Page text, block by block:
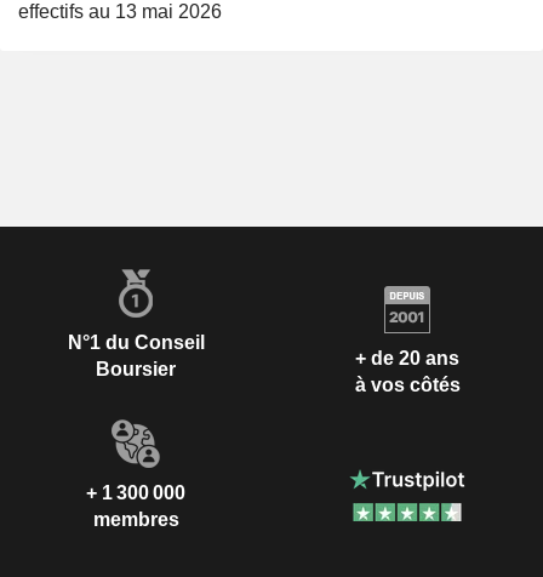
effectifs au 13 mai 2026
N°1 du Conseil
Boursier
+ de 20 ans
à vos côtés
+ 1 300 000
membres